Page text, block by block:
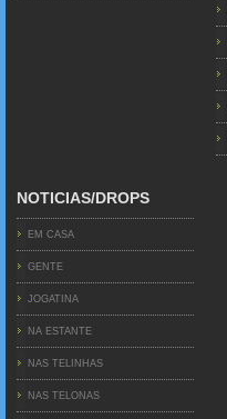
NOTICIAS/DROPS
EM CASA
GENTE
JOGATINA
NA ESTANTE
NAS TELINHAS
NAS TELONAS